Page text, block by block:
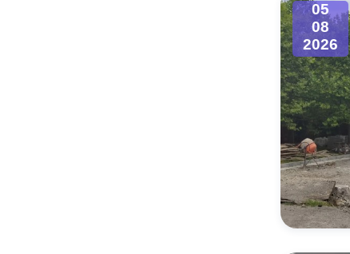
05
08
2026